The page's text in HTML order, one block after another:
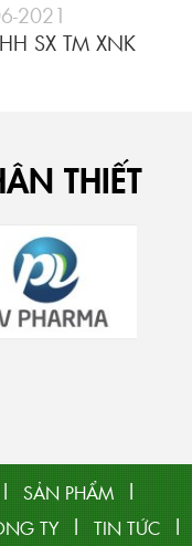
2021
SX TM XNK
THIẾT
| SẢN PHẨM |
TY | TIN TỨC |